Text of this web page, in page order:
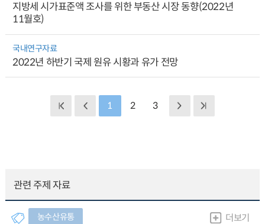
지방세 시가표준액 조사를 위한 부동산 시장 동향(2022년
11월호)
국내연구자료
2022년 하반기 국제 원유 시황과 유가 전망
1 2 3
관련 주제 자료
농수산유통 더보기